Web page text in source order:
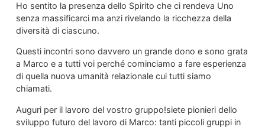
Ho sentito la presenza dello Spirito che ci rendeva Uno
senza massificarci ma anzi rivelando la ricchezza della
diversità di ciascuno.
Questi incontri sono davvero un grande dono e sono grata
a Marco e a tutti voi perché cominciamo a fare esperienza
di quella nuova umanità relazionale cui tutti siamo
chiamati.
Auguri per il lavoro del vostro gruppo!siete pionieri dello
sviluppo futuro del lavoro di Marco: tanti piccoli gruppi in